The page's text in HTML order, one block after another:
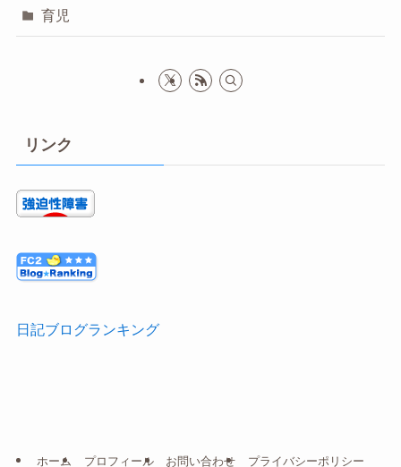
育児
リンク
日記ブログランキング
ホーム プロフィール お問い合わせ プライバシーポリシー